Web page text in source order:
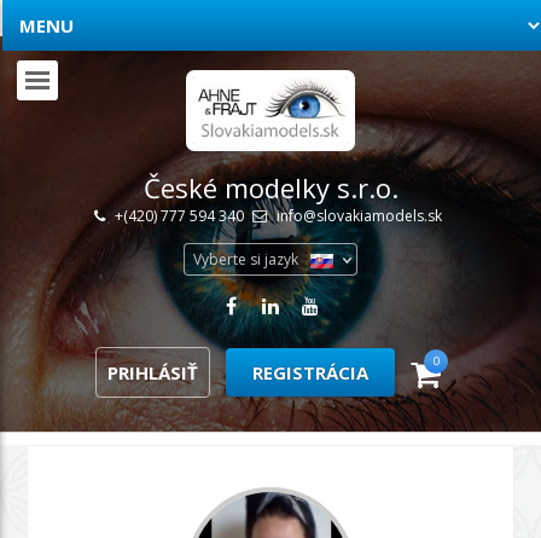
České modelky s.r.o.
+(420) 777 594 340 info@slovakiamodels.sk
Vyberte si jazyk
PRIHLÁSIŤ REGISTRÁCIA 0